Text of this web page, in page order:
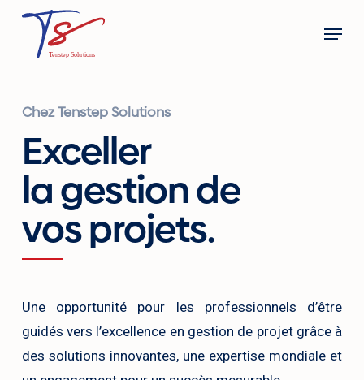
Skip
Menu
Chez Tenstep Solutions
Exceller
la gestion de
vos projets.
Une opportunité pour les professionnels d’être
guidés vers l’excellence en gestion de projet grâce à
des solutions innovantes, une expertise mondiale et